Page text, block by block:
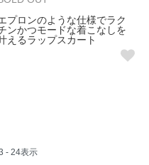
プロンのような仕様でラク
ンかつモードな着こなしを
えるラップスカート
- 24表示